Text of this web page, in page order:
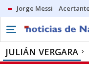
Jorge Messi
JULIÁN VERGARA